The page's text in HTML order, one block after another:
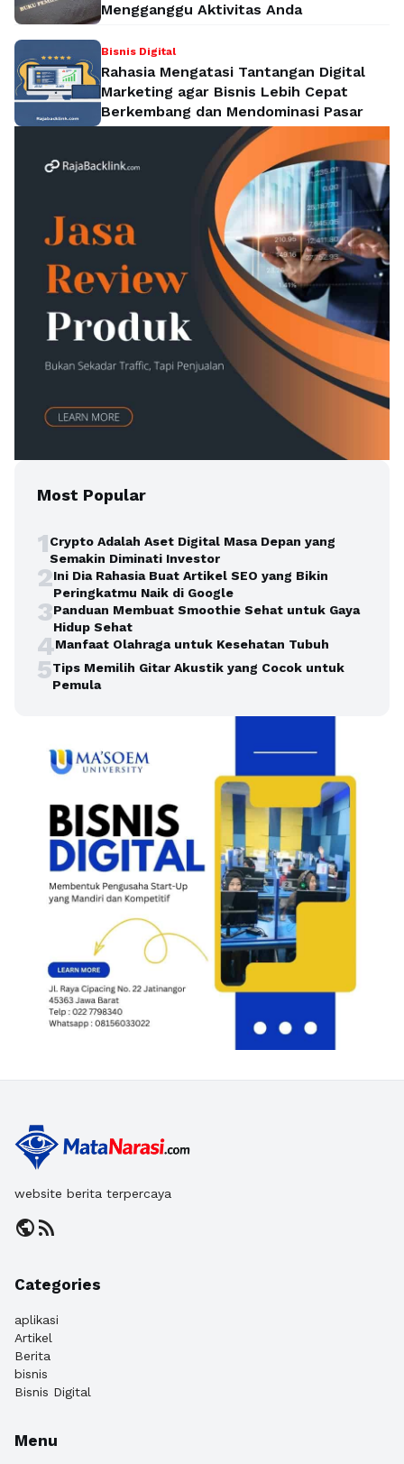
Mengganggu Aktivitas Anda
Bisnis Digital
Rahasia Mengatasi Tantangan Digital
Marketing agar Bisnis Lebih Cepat
Berkembang dan Mendominasi Pasar
Most Popular
1Crypto Adalah Aset Digital Masa Depan yang
Semakin Diminati Investor
2Ini Dia Rahasia Buat Artikel SEO yang Bikin
Peringkatmu Naik di Google
3Panduan Membuat Smoothie Sehat untuk Gaya
Hidup Sehat
4Manfaat Olahraga untuk Kesehatan Tubuh
5Tips Memilih Gitar Akustik yang Cocok untuk
Pemula
website berita terpercaya
publicrss_feed
Categories
aplikasi
Artikel
Berita
bisnis
Bisnis Digital
Menu